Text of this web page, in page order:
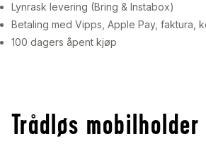
Lynrask levering (Bring & Instabox)
Betaling med Vipps, Apple Pay, faktura,
100 dagers åpent kjøp
Trådløs